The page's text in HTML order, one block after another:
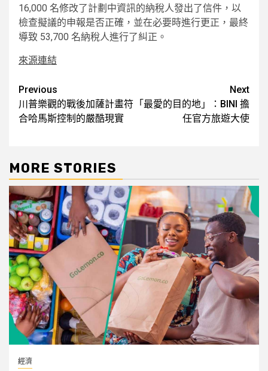
16,000 名修改了計劃中資訊的納稅人發出了信件，以
檢查擬議的申報是否正確，並在必要時進行更正，最終
導致 53,700 名納稅人進行了糾正。
來源連結
Post
navigation
Previous
川普樂觀的戰後加薩計畫符
合哈馬斯控制的嚴酷現實
Next
「最愛的目的地」：BINI 擔
任官方旅遊大使
MORE STORIES
經濟